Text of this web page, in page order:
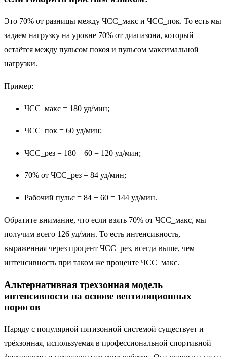
Это 70% от разницы между ЧСС_макс и ЧСС_пок. То есть мы
задаем нагрузку на уровне 70% от диапазона, который
остаётся между пульсом покоя и пульсом максимальной
нагрузки.
Пример:
ЧСС_макс = 180 уд/мин;
ЧСС_пок = 60 уд/мин;
ЧСС_рез = 180 – 60 = 120 уд/мин;
70% от ЧСС_рез = 84 уд/мин;
Рабочий пульс = 84 + 60 = 144 уд/мин.
Обратите внимание, что если взять 70% от ЧСС_макс, мы
получим всего 126 уд/мин. То есть интенсивность,
выраженная через процент ЧСС_рез, всегда выше, чем
интенсивность при таком же проценте ЧСС_макс.
Альтернативная трехзонная модель
интенсивности на основе вентиляционных
порогов
Наряду с популярной пятизонной системой существует и
трёхзонная, используемая в профессиональной спортивной